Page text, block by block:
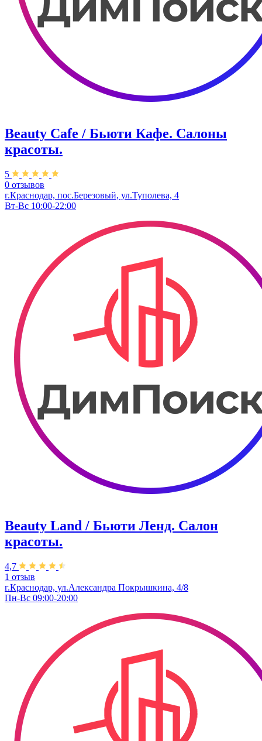
Beauty Cafe / Бьюти Кафе. Салоны
красоты.
5
0 отзывов
г.Краснодар, пос.Березовый, ул.Туполева, 4
Вт-Вс 10:00-22:00
Beauty Land / Бьюти Ленд. Салон
красоты.
4,7
1 отзыв
г.Краснодар, ул.Александра Покрышкина, 4/8
Пн-Вс 09:00-20:00